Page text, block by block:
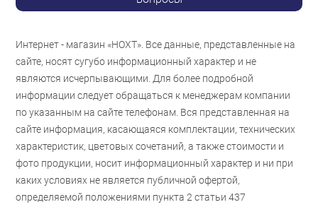
Интернет - магазин «НОХТ». Все данные, представленные на
сайте, носят сугубо информационный характер и не
являются исчерпывающими. Для более подробной
информации следует обращаться к менеджерам компании
по указанным на сайте телефонам. Вся представленная на
сайте информация, касающаяся комплектации, технических
характеристик, цветовых сочетаний, а также стоимости и
фото продукции, носит информационный характер и ни при
каких условиях не является публичной офертой,
определяемой положениями пункта 2 статьи 437